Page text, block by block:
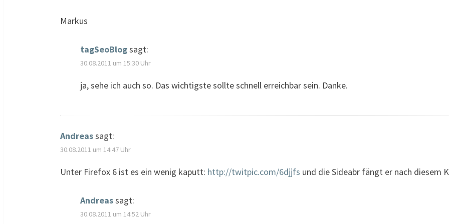
Markus
tagSeoBlogsagt:
30.08.2011 um 15:30 Uhr
ja, sehe ich auch so. Das wichtigste sollte schnell erreichbar sein. Danke.
Andreassagt:
30.08.2011 um 14:47 Uhr
Unter Firefox 6 ist es ein wenig kaputt: http://twitpic.com/6djjfs und die Sideabr fängt er nach diesem
Andreassagt:
30.08.2011 um 14:52 Uhr